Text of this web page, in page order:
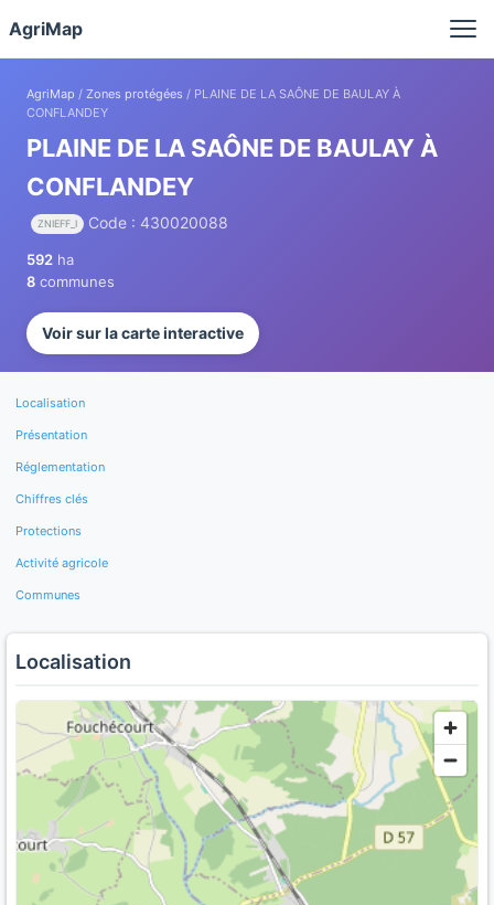
AgriMap
AgriMap / Zones protégées / PLAINE DE LA SAÔNE DE BAULAY À
CONFLANDEY
PLAINE DE LA SAÔNE DE BAULAY À
CONFLANDEY
ZNIEFF_I Code : 430020088
592 ha
8 communes
Voir sur la carte interactive
Localisation
Présentation
Réglementation
Chiffres clés
Protections
Activité agricole
Communes
Localisation